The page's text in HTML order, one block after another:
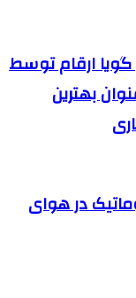
ارقام توسط
بهترین
در هوای